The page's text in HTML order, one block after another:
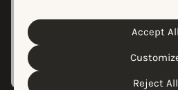
personal data and the different
Cookie Policy&
customize your cookie settings
clicking the “Customize” button.
Reject All
Accept All